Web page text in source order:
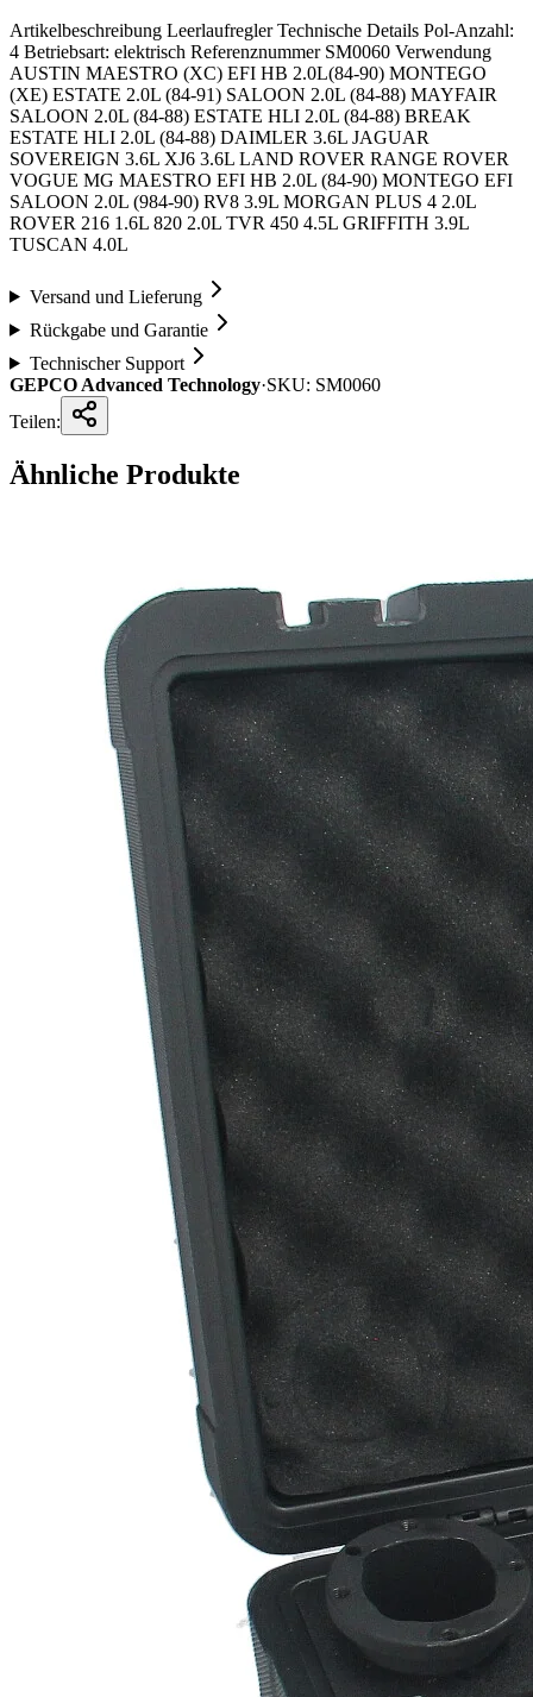
Artikelbeschreibung Leerlaufregler Technische Details Pol-Anzahl:
4 Betriebsart: elektrisch Referenznummer SM0060 Verwendung
AUSTIN MAESTRO (XC) EFI HB 2.0L(84-90) MONTEGO
(XE) ESTATE 2.0L (84-91) SALOON 2.0L (84-88) MAYFAIR
SALOON 2.0L (84-88) ESTATE HLI 2.0L (84-88) BREAK
ESTATE HLI 2.0L (84-88) DAIMLER 3.6L JAGUAR
SOVEREIGN 3.6L XJ6 3.6L LAND ROVER RANGE ROVER
VOGUE MG MAESTRO EFI HB 2.0L (84-90) MONTEGO EFI
SALOON 2.0L (984-90) RV8 3.9L MORGAN PLUS 4 2.0L
ROVER 216 1.6L 820 2.0L TVR 450 4.5L GRIFFITH 3.9L
TUSCAN 4.0L
Versand und Lieferung
Rückgabe und Garantie
Technischer Support
GEPCO Advanced Technology·SKU: SM0060
Teilen:
Ähnliche Produkte